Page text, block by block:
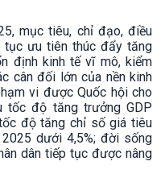
mục tiêu, chỉ đạo, điều
tục ưu tiên thúc đẩy tăng
định kinh tế vĩ mô, kiểm
cân đối lớn của nền kinh
vi được Quốc hội cho
tốc độ tăng trưởng GDP
độ tăng chỉ số giá tiêu
dưới 4,5%; đời sống
dân tiếp tục được nâng